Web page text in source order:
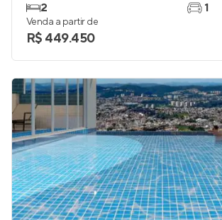
2
1
Venda a partir de
R$ 449.450